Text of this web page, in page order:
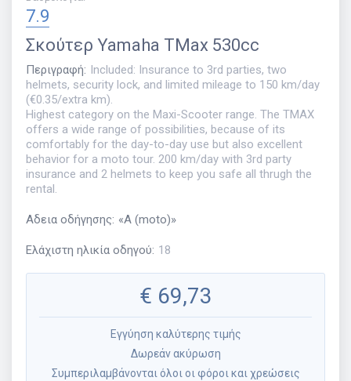
7.9
Σκούτερ Yamaha TMax 530cc
Περιγραφή: Included: Insurance to 3rd parties, two
helmets, security lock, and limited mileage to 150 km/day
(€0.35/extra km).
Highest category on the Maxi-Scooter range. The TMAX
offers a wide range of possibilities, because of its
comfortably for the day-to-day use but also excellent
behavior for a moto tour. 200 km/day with 3rd party
insurance and 2 helmets to keep you safe all thrugh the
rental.
Αδεια οδήγησης: «A (moto)»
Ελάχιστη ηλικία οδηγού: 18
€ 69,73
Εγγύηση καλύτερης τιμής
Δωρεάν ακύρωση
Συμπεριλαμβάνονται όλοι οι φόροι και χρεώσεις